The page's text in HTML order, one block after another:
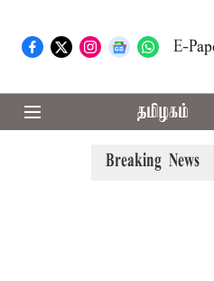
E-
தமிழகம்
Breaking News
நில மோசடி: கைதானவர்